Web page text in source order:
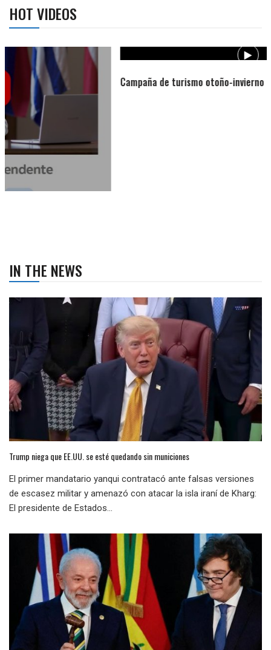
HOT VIDEOS
Campaña de turismo otoño-invierno
IN THE NEWS
Trump niega que EE.UU. se esté quedando sin municiones
El primer mandatario yanqui contratacó ante falsas versiones
de escasez militar y amenazó con atacar la isla iraní de Kharg:
El presidente de Estados...